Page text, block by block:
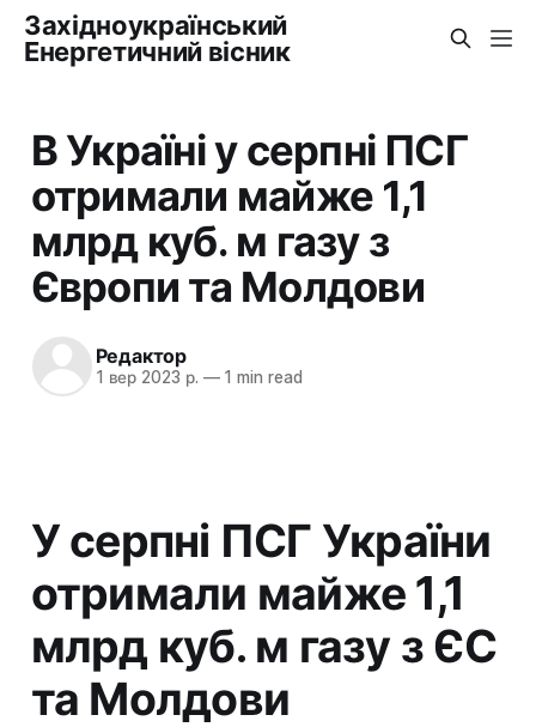
Західноукраїнський
Енергетичний вісник
В Україні у серпні ПСГ
отримали майже 1,1
млрд куб. м газу з
Європи та Молдови
Редактор
1 вер 2023 р. —1 min read
У серпні ПСГ України
отримали майже 1,1
млрд куб. м газу з ЄС
та Молдови